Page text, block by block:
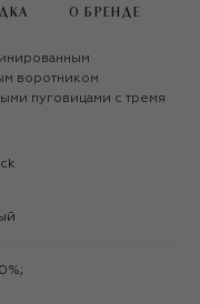
О БРЕНДЕ
воротником
пуговицами с тремя